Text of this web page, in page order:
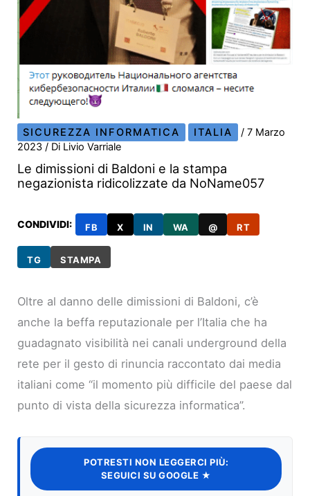
SICUREZZA INFORMATICA ITALIA /7 Marzo
2023/ Di Livio Varriale
Le dimissioni di Baldoni e la stampa
negazionista ridicolizzate da NoName057
CONDIVIDI: FB X IN WA @ RT
TG STAMPA
Oltre al danno delle dimissioni di Baldoni, c’è
anche la beffa reputazionale per l’Italia che ha
guadagnato visibilità nei canali underground della
rete per il gesto di rinuncia raccontato dai media
italiani come “il momento più difficile del paese dal
punto di vista della sicurezza informatica”.
POTRESTI NON LEGGERCI PIÙ:
SEGUICI SU GOOGLE ★